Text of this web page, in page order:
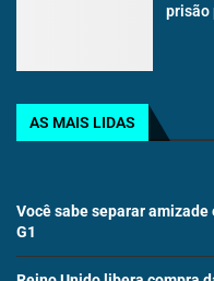
prisão
AS MAIS LIDAS
Você sabe separar amizade
G1